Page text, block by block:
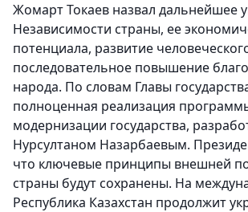
Жомарт Токаев назвал дальнейшее
Независимости страны, ее
потенциала, развитие
последовательное повышение
народа. По словам Главы
полноценная реализация
модернизации государства,
Нурсултаном Назарбаевым.
что ключевые принципы внешней
страны будут сохранены. На
Республика Казахстан продолжит